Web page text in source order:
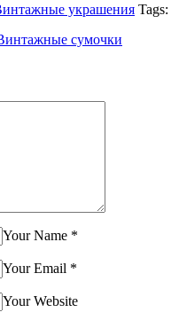
украшения Tags:
сумочки
Your Name *
Your Email *
Your Website